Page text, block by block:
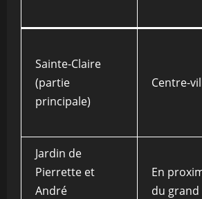
Sainte-Claire
(partie
principale)
Centre-
Jardin de
Pierrette et
André
En
du grand